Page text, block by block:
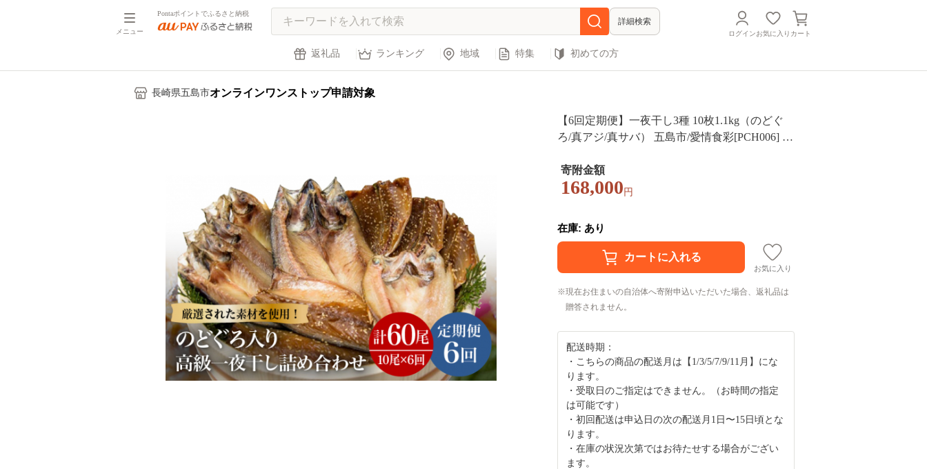
メニュー
Pontaポイントでふるさと納税
詳細検索
ログインお気に入り カート
返礼品 ランキング 地域 特集 初めての方
長崎県五島市オンラインワンストップ申請対象
【6回定期便】一夜干し3種 10枚1.1kg（のどぐ
ろ/真アジ/真サバ） 五島市/愛情食彩[PCH006] 干
高級魚 あじ さば 詰め合わせ
寄附金額
168,000 円
在庫: あり
お気に入り
現在お住まいの自治体へ寄附申込いただいた場合、返礼品は
贈答されません。
配送時期：
・こちらの商品の配送月は【1/3/5/7/9/11月】にな
ります。
・受取日のご指定はできません。（お時間の指定
は可能です）
・初回配送は申込日の次の配送月1日〜15日頃とな
ります。
・在庫の状況次第ではお待たせする場合がござい
ます。